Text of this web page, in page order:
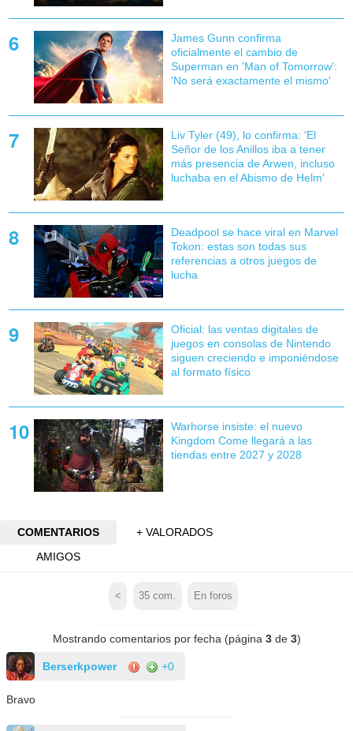
James Gunn confirma
oficialmente el cambio de
Superman en 'Man of Tomorrow':
'No será exactamente el mismo'
Liv Tyler (49), lo confirma: 'El
Señor de los Anillos iba a tener
más presencia de Arwen, incluso
luchaba en el Abismo de Helm'
Deadpool se hace viral en Marvel
Tokon: estas son todas sus
referencias a otros juegos de
lucha
Oficial: las ventas digitales de
juegos en consolas de Nintendo
siguen creciendo e imponiéndose
al formato físico
Warhorse insiste: el nuevo
Kingdom Come llegará a las
tiendas entre 2027 y 2028
COMENTARIOS
+ VALORADOS
AMIGOS
< 35 com. En foros
Mostrando comentarios por fecha (página 3de 3)
Berserkpower +0
Bravo